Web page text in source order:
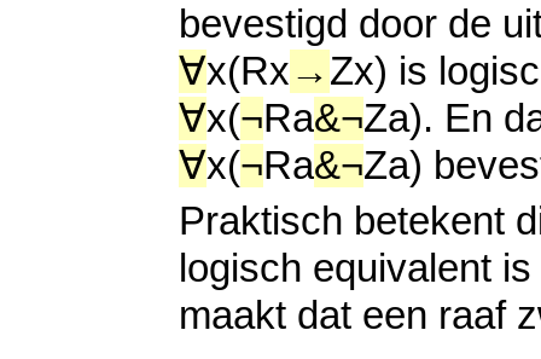
bevestigd door de
∀x(Rx→Zx) is
∀x(¬Ra&¬Za). En
∀x(¬Ra&¬Za)
Praktisch betekent
logisch equivalent
maakt dat een raaf